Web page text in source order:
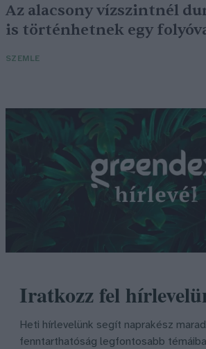
Az alacsony vízszintnél
is történhetnek egy
SZEMLE
Iratkozz fel
Heti hírlevelünk segít naprakész
fenntarthatóság legfontosabb